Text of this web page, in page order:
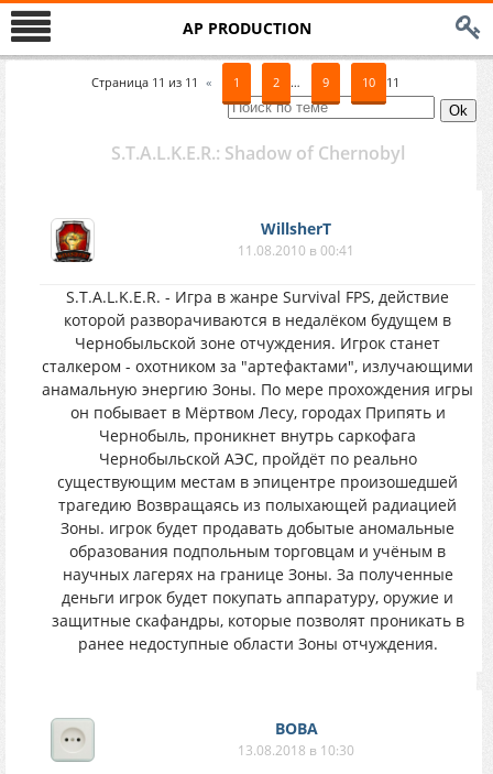
AP PRODUCTION
Страница 11 из 11 « 1 2 … 9 10 11
S.T.A.L.K.E.R.: Shadow of Chernobyl
WillsherT
11.08.2010 в 00:41
S.T.A.L.K.E.R. - Игра в жанре Survival FPS, действие
которой разворачиваются в недалёком будущем в
Чернобыльской зоне отчуждения. Игрок станет
сталкером - охотником за "артефактами", излучающими
анамальную энергию Зоны. По мере прохождения игры
он побывает в Мёртвом Лесу, городах Припять и
Чернобыль, проникнет внутрь саркофага
Чернобыльской АЭС, пройдёт по реально
существующим местам в эпицентре произошедшей
трагедию Возвращаясь из полыхающей радиацией
Зоны. игрок будет продавать добытые аномальные
образования подпольным торговцам и учёным в
научных лагерях на границе Зоны. За полученные
деньги игрок будет покупать аппаратуру, оружие и
защитные скафандры, которые позволят проникать в
ранее недоступные области Зоны отчуждения.
BOBA
13.08.2018 в 10:30